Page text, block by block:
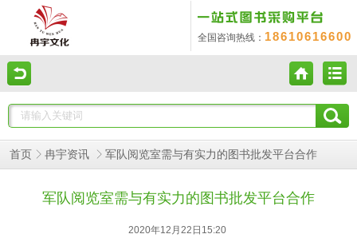
全国咨询热线： 18610616600
首页 冉宇资讯 军队阅览室需与有实力的图书批发平台合作
军队阅览室需与有实力的图书批发平台合作
2020年12月22日15:20